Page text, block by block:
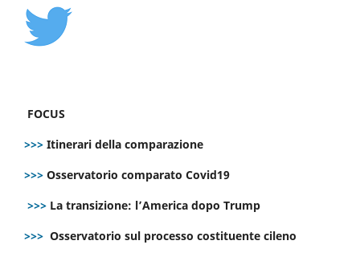
FOCUS
>>> Itinerari della comparazione
>>> Osservatorio comparato Covid19
>>> La transizione: l’America dopo Trump
>>> Osservatorio sul processo costituente cileno